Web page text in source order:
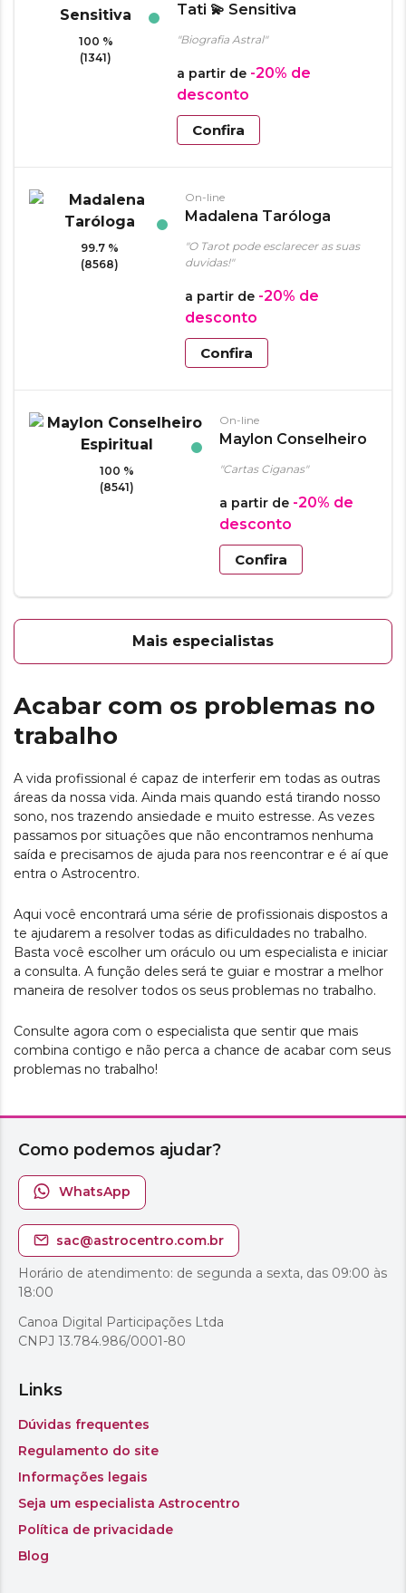
100 %
(1341)
Tati 💫 Sensitiva
"Biografia Astral"
a partir de -20% de
desconto
Confira
99.7 %
(8568)
On-line
Madalena Taróloga
"O Tarot pode esclarecer as suas
duvidas!"
a partir de -20% de
desconto
Confira
100 %
(8541)
On-line
Maylon Conselheiro
Espiritual
"Cartas Ciganas"
a partir de -20% de
desconto
Confira
Mais especialistas
Acabar com os problemas no
trabalho
A vida profissional é capaz de interferir em todas as outras
áreas da nossa vida. Ainda mais quando está tirando nosso
sono, nos trazendo ansiedade e muito estresse. As vezes
passamos por situações que não encontramos nenhuma
saída e precisamos de ajuda para nos reencontrar e é aí que
entra o Astrocentro.
Aqui você encontrará uma série de profissionais dispostos a
te ajudarem a resolver todas as dificuldades no trabalho.
Basta você escolher um oráculo ou um especialista e iniciar
a consulta. A função deles será te guiar e mostrar a melhor
maneira de resolver todos os seus problemas no trabalho.
Consulte agora com o especialista que sentir que mais
combina contigo e não perca a chance de acabar com seus
problemas no trabalho!